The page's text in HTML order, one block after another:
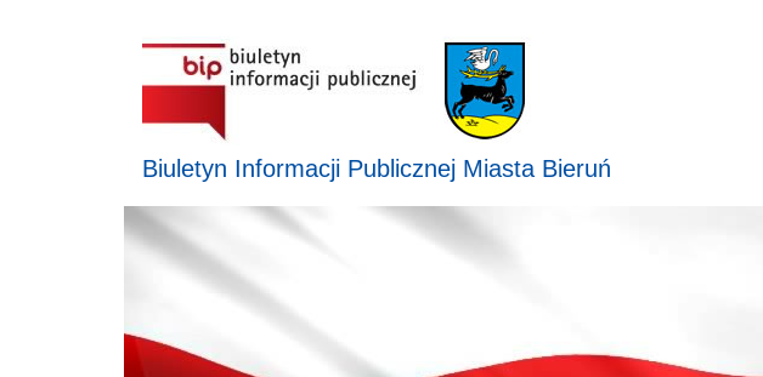
Biuletyn Informacji Publicznej Miasta Bieruń